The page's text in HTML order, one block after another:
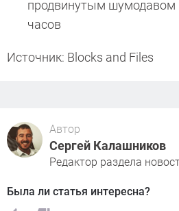
продвинутым шумодавом
часов
Источник: Blocks and Files
Автор
Сергей Калашников
Редактор раздела
Была ли статья интересна?